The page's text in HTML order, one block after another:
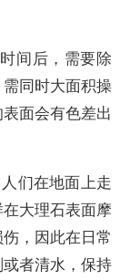
间后，需要除
同时大面积操
面会有色差出
们在地面上走
大理石表面摩
，因此在日常
者清水，保持